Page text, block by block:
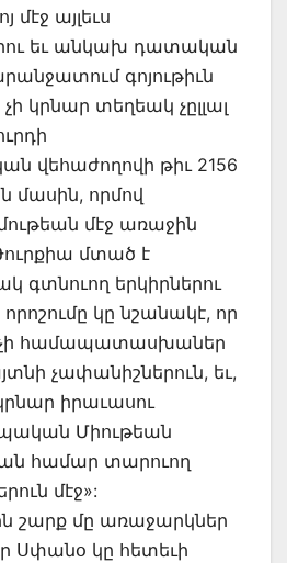
մէջ այլեւս
եւ անկախ դատական
գոյութիւն
չի կրնար տեղեակ չըլլալ
վեհաժողովի թիւ 2156
մասին, որմով
մէջ առաջին
մտած է
գտնուող երկիրներու
որոշումը կը նշանակէ, որ
չի համապատասխաներ
չափանիշներուն, եւ,
իրաւասու
Միութեան
համար տարուող
մէջ»:
շարք մը առաջարկներ
որ Սփանօ կը հետեւի